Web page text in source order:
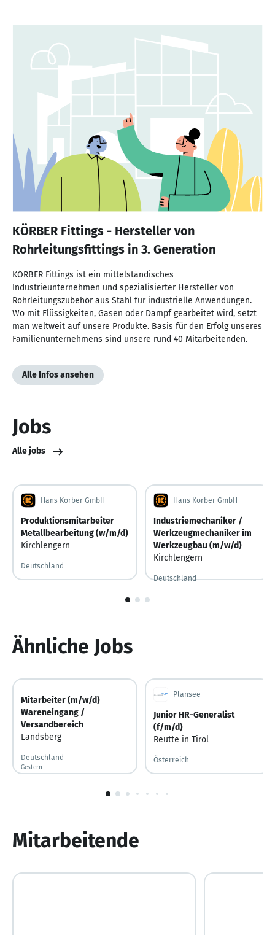
KÖRBER Fittings - Hersteller von
Rohrleitungsfittings in 3. Generation
KÖRBER Fittings ist ein mittelständisches
Industrieunternehmen und spezialisierter Hersteller von
Rohrleitungszubehör aus Stahl für industrielle Anwendungen.
Wo mit Flüssigkeiten, Gasen oder Dampf gearbeitet wird, setzt
man weltweit auf unsere Produkte. Basis für den Erfolg unseres
Familienunternehmens sind unsere rund 40 Mitarbeitenden.
Alle Infos ansehen
Jobs
Alle jobs
Hans Körber GmbH
Produktionsmitarbeiter
Metallbearbeitung (w/m/d)
Kirchlengern
Deutschland
Hans Körber GmbH
Industriemechaniker /
Werkzeugmechaniker im
Werkzeugbau (m/w/d)
Kirchlengern
Deutschland
1
Ähnliche Jobs
Mitarbeiter (m/w/d)
Wareneingang /
Versandbereich
Landsberg
Deutschland
Gestern
Gestern veröffentlicht
Plansee
Junior HR-Generalist
(f/m/d)
Reutte in Tirol
Österreich
1
Mitarbeitende